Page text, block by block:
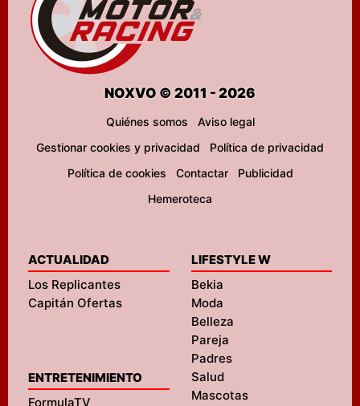
NOXVO © 2011 - 2026
Quiénes somos
Aviso legal
Gestionar cookies y privacidad
Política de privacidad
Política de cookies
Contactar
Publicidad
Hemeroteca
ACTUALIDAD
Los Replicantes
Capitán Ofertas
ENTRETENIMIENTO
FormulaTV
LIFESTYLE W
Bekia
Moda
Belleza
Pareja
Padres
Salud
Mascotas